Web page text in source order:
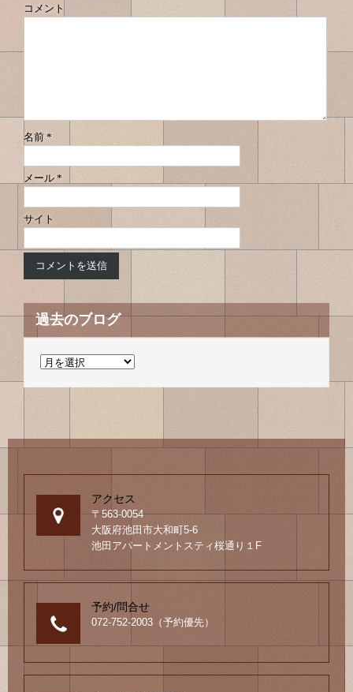
コメント
名前 *
メール *
サイト
過去のブログ
過
の
ロ
グ
アクセス
〒563-0054
大阪府池田市大和町5-6
池田アパートメントスティ桜通り１F
予約/問合せ
072-752-2003（予約優先）